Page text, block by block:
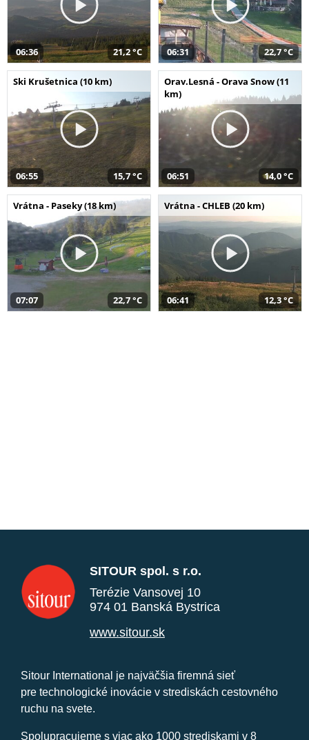
06:36 21,2 °C 06:31 22,7 °C
Ski Krušetnica (10 km)
06:55 15,7 °C
Orav.Lesná - Orava Snow (11
km)
06:51 14,0 °C
Vrátna - Paseky (18 km)
07:07 22,7 °C
Vrátna - CHLEB (20 km)
06:41 12,3 °C
SITOUR spol. s r.o.
Terézie Vansovej 10
974 01 Banská Bystrica
www.sitour.sk
Sitour International je najväčšia firemná sieť
pre technologické inovácie v strediskách cestovného
ruchu na svete.
Spolupracujeme s viac ako 1000 strediskami v 8